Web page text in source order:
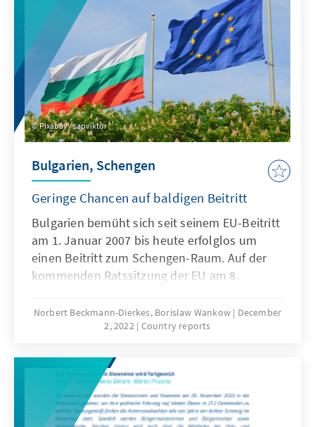
Pixabay / sapviktor
Bulgarien, Schengen
Geringe Chancen auf baldigen Beitritt
Bulgarien bemüht sich seit seinem EU-Beitritt
am 1. Januar 2007 bis heute erfolglos um
einen Beitritt zum Schengen-Raum. Auf der
kommenden Ratssitzung der EU am 8.
Entscheidung dazu geben.
Norbert Beckmann-Dierkes, Borislaw Wankow
December
2, 2022 Country reports